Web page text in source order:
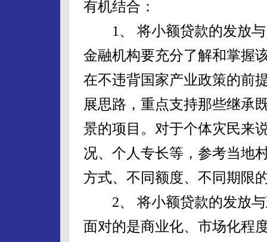
有机结合：
1、 将小额贷款的发放与
金融机构要充分了解和掌握
在不违背国家产业政策的前
展思路，重点支持那些继承
景的项目。对于个体灾民来
况、个人专长等，参考当地
方式、不同额度、不同期限
2、 将小额贷款的发放与
面对的是商业化、市场化程